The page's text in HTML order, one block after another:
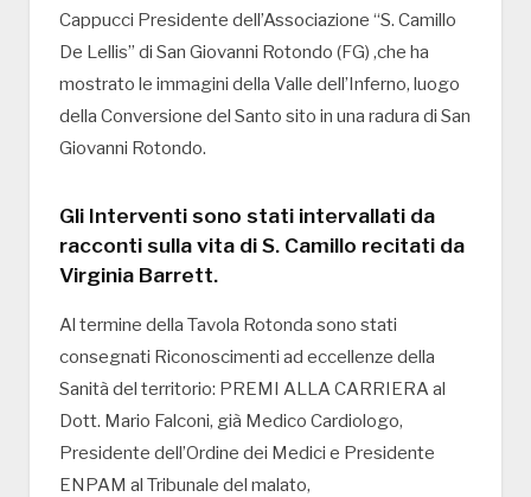
Cappucci Presidente dell’Associazione “S. Camillo
De Lellis” di San Giovanni Rotondo (FG) ,che ha
mostrato le immagini della Valle dell’Inferno, luogo
della Conversione del Santo sito in una radura di San
Giovanni Rotondo.
Gli Interventi sono stati intervallati da
racconti sulla vita di S. Camillo recitati da
Virginia Barrett.
Al termine della Tavola Rotonda sono stati
consegnati Riconoscimenti ad eccellenze della
Sanità del territorio: PREMI ALLA CARRIERA al
Dott. Mario Falconi, già Medico Cardiologo,
Presidente dell’Ordine dei Medici e Presidente
ENPAM al Tribunale del malato,